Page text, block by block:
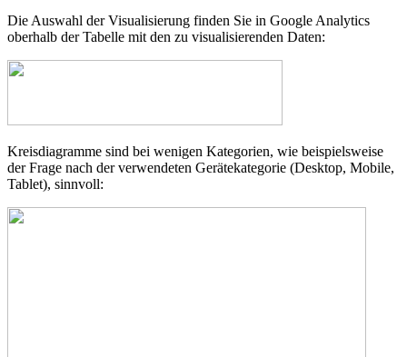
Die Auswahl der Visualisierung finden Sie in Google Analytics
oberhalb der Tabelle mit den zu visualisierenden Daten:
Kreisdiagramme sind bei wenigen Kategorien, wie beispielsweise
der Frage nach der verwendeten Gerätekategorie (Desktop, Mobile,
Tablet), sinnvoll: